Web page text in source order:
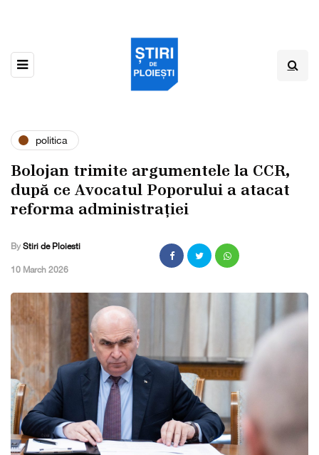
politica
Bolojan trimite argumentele la CCR,
după ce Avocatul Poporului a atacat
reforma administrației
By Stiri de Ploiesti
,10 March 2026